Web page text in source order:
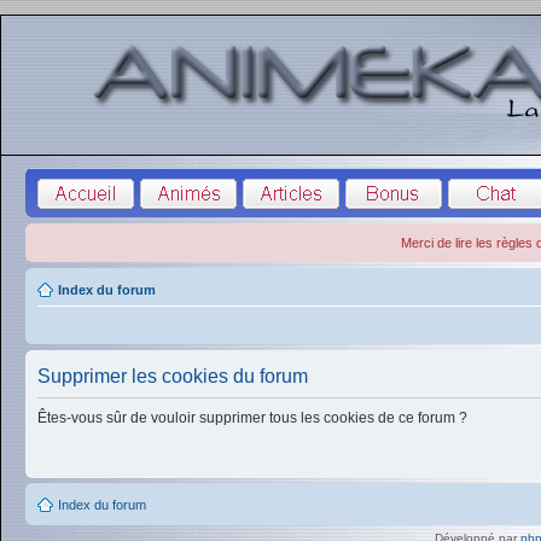
Merci de lire les règles
Index du forum
Supprimer les cookies du forum
Êtes-vous sûr de vouloir supprimer tous les cookies de ce forum ?
Index du forum
Développé par